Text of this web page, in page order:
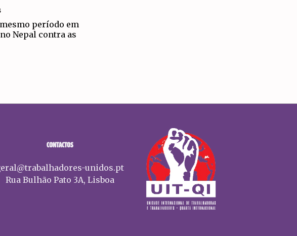
período em
Nepal contra as
CONTACTOS
unidos.pt
Rua Bulhão Pato 3A, Lisboa